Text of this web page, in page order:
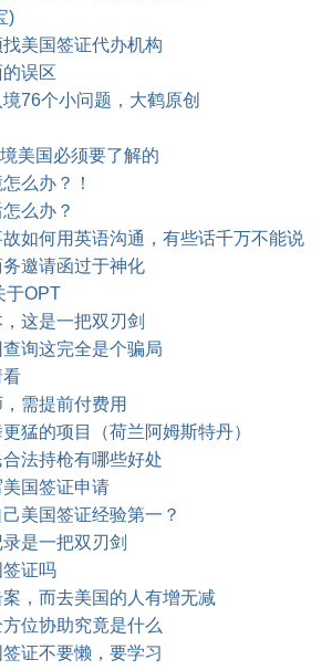
)
美国签证代办机构
误区
76个小问题，大鹤原创
美国必须要了解的
么办？！
么办？
如何用英语沟通，有些话千万不能说
邀请函过于神化
于OPT
这是一把双刃剑
询这完全是个骗局
看
需提前付费用
猛的项目（荷兰阿姆斯特丹）
法持枪有哪些好处
国签证申请
美国签证经验第一？
是一把双刃剑
证吗
，而去美国的人有增无减
位协助究竟是什么
证不要懒，要学习